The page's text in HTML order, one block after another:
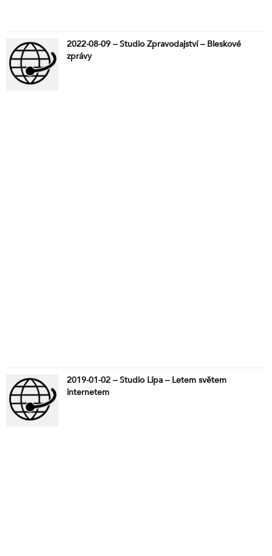
2022-08-09 – Studio Zpravodajství – Bleskové
zprávy
2019-01-02 – Studio Lípa – Letem světem
internetem